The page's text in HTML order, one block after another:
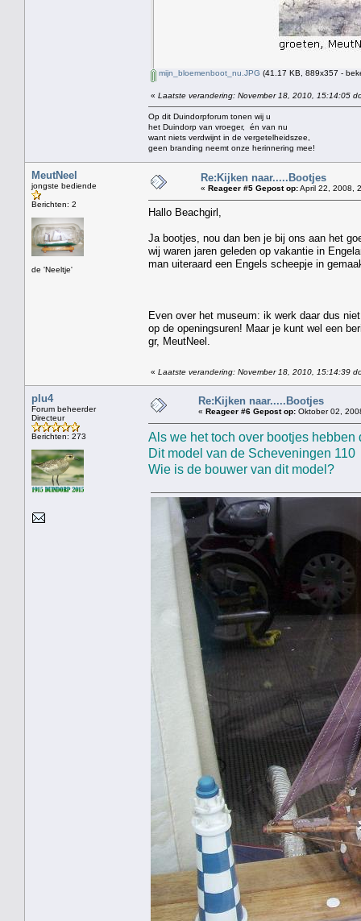
mijn_bloemenboot_nu.JPG (41.17 KB, 889x357 -
« Laatste verandering: November 18, 2010, 15:14:05
Op dit Duindorpforum tonen wij u
het Duindorp van vroeger, én van nu
want niets verdwijnt in de vergetelheidszee,
geen branding neemt onze herinnering mee!
MeutNeel
jongste bediende
Berichten: 2
de 'Neeltje'
Re:Kijken naar.....Bootjes
« Reageer #5 Gepost op:April 22, 2008,
Hallo Beachgirl,
Ja bootjes, nou dan ben je bij ons aan het
wij waren jaren geleden op vakantie in
man uiteraard een Engels scheepje in
Even over het museum: ik werk daar dus
op de openingsuren! Maar je kunt wel een
gr, MeutNeel.
« Laatste verandering: November 18, 2010, 15:14:39
plu4
Forum beheerder
Directeur
Berichten: 273
Re:Kijken naar.....Bootjes
« Reageer #6 Gepost op: Oktober 02,
Als we het toch over bootjes
Dit model van de Scheveningen
Wie is de bouwer van dit model?